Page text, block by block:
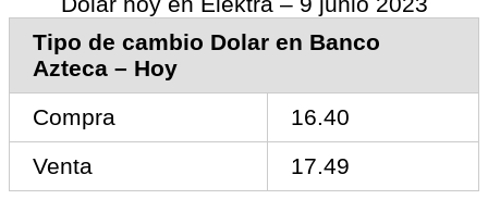
Tipo de cambio Dolar en Banco
Azteca – Hoy
Compra
16.40
Venta
17.49